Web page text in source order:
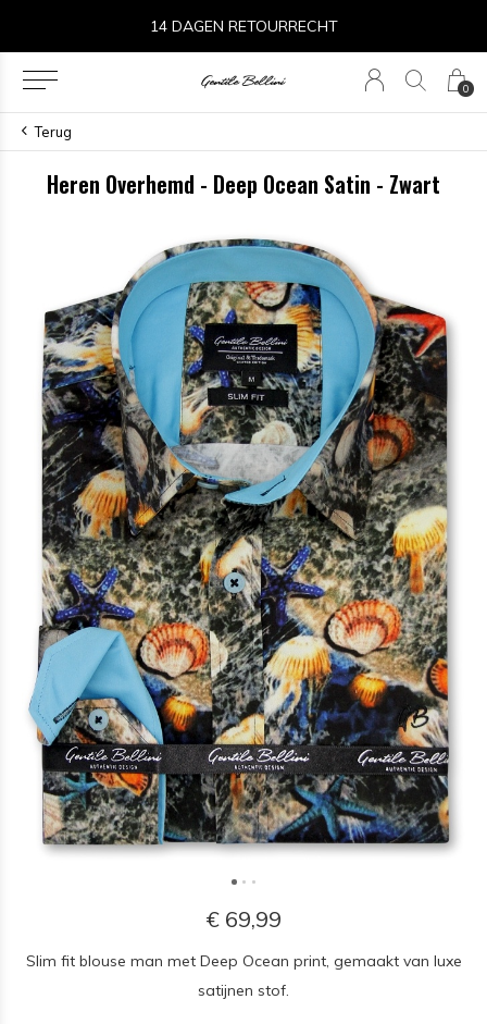
0
14 DAGEN RETOURRECHT
Terug
Heren Overhemd - Deep Ocean Satin - Zwart
€ 69,99
Slim fit blouse man met Deep Ocean print, gemaakt van luxe
satijnen stof.